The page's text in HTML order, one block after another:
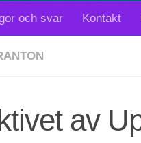
och svar Kontakt
av